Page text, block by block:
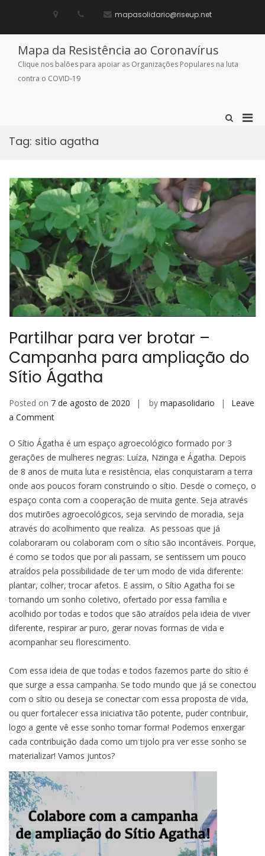
mapasolidario@riseup.net
Mapa da Resistência ao Coronavírus
Clique nos balões para apoiar as Organizações Populares na luta
contra o COVID-19
Show
Tag: sitio agatha
Partilhar para ver brotar –
Campanha para ampliação do
Sítio Ágatha
Posted on 7 de agosto de 2020 by mapasolidario
Leave
a Commenton
para
ver
brotar
–
Campanha
para
ampliação
do
Sítio
Ágatha
O Sítio Ágatha é um espaço agroecológico formado por 3
gerações de mulheres negras: Luíza, Nzinga e Ágatha. Depois
de 8 anos de muita luta e resistência, elas conquistaram a terra
onde aos poucos foram construindo o sítio. Desde o começo, o
espaço conta com a cooperação de muita gente. Seja através
dos mutirões agroecológicos, seja servindo de moradia, seja
através do acolhimento que realiza. As pessoas que já
colaboraram ou colaboram com o sítio são incontáveis. Porque,
é como se todos que por ali passam, se sentissem um pouco
atraídos pela possibilidade de ter um modo de vida diferente:
plantar, colher, trocar afetos. E assim, o Sítio Agatha foi se
tornando um sonho coletivo, ofertado por essa família e
acolhido por todas e todos que são atraídos pela ideia de viver
diferente, respirar ar puro, gerar novas formas de vida e
acompanhar seu florescimento.
Com essa ideia de que todas e todos fazemos parte do sítio é
que surge a essa campanha. Se todo mundo que já se conectou
com o sítio ou deseja se conectar com essa proposta de vida,
ou quer fortalecer essa iniciativa tão potente, puder contribuir,
logo a gente vê esse sonho tomar forma! Podemos enxergar
cada contribuição dada como um tijolo pra ver esse sonho se
materializar! Vamos juntos?